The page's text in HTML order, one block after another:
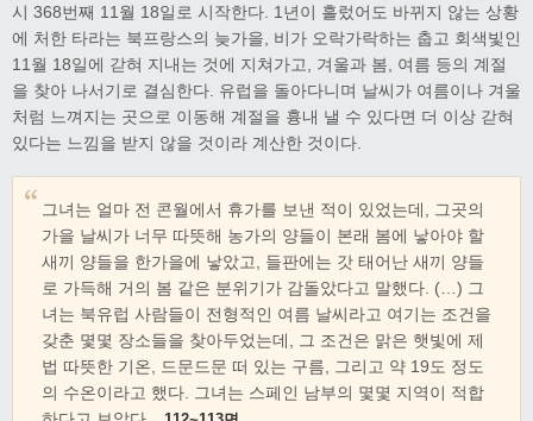
시 368번째 11월 18일로 시작한다. 1년이 흘렀어도 바뀌지 않는 상황
에 처한 타라는 북프랑스의 늦가을, 비가 오락가락하는 춥고 회색빛인
11월 18일에 갇혀 지내는 것에 지쳐가고, 겨울과 봄, 여름 등의 계절
을 찾아 나서기로 결심한다. 유럽을 돌아다니며 날씨가 여름이나 겨울
처럼 느껴지는 곳으로 이동해 계절을 흉내 낼 수 있다면 더 이상 갇혀
있다는 느낌을 받지 않을 것이라 계산한 것이다.
그녀는 얼마 전 콘월에서 휴가를 보낸 적이 있었는데, 그곳의
가을 날씨가 너무 따뜻해 농가의 양들이 본래 봄에 낳아야 할
새끼 양들을 한가을에 낳았고, 들판에는 갓 태어난 새끼 양들
로 가득해 거의 봄 같은 분위기가 감돌았다고 말했다. (…) 그
녀는 북유럽 사람들이 전형적인 여름 날씨라고 여기는 조건을
갖춘 몇몇 장소들을 찾아두었는데, 그 조건은 맑은 햇빛에 제
법 따뜻한 기온, 드문드문 떠 있는 구름, 그리고 약 19도 정도
의 수온이라고 했다. 그녀는 스페인 남부의 몇몇 지역이 적합